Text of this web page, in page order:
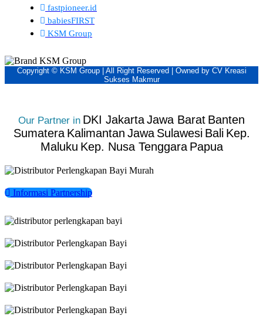
fastpioneer.id
babiesFIRST
KSM Group
Copyright © KSM Group | All Right Reserved | Owned by CV Kreasi
Sukses Makmur
Our Partner in DKI JakartaJawa Barat Banten
Sumatera Kalimantan Jawa Sulawesi Bali Kep.
Maluku Kep. Nusa Tenggara Papua
Informasi Partnership